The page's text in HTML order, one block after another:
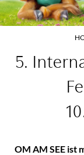
5.
OM AM SEE ist